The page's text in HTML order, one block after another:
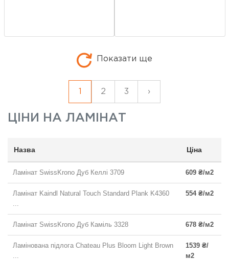
Показати ще
2 3 ›
ЦІНИ НА ЛАМІНАТ
Назва Ціна
Ламінат SwissKrono Дуб Келлі 3709 609 ₴/м2
Ламінат Kaindl Natural Touch Standard Plank K4360
554 ₴/м2
Ламінат SwissKrono Дуб Каміль 3328 678 ₴/м2
Ламінована підлога Chateau Plus Bloom Light Brown
1539 ₴/
м2